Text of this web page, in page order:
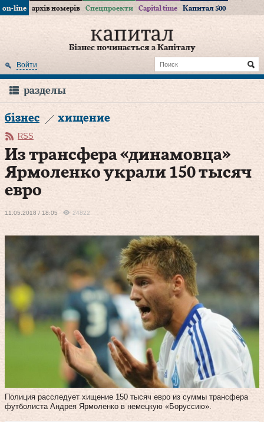
on-line архів номерів Спецпроекти Capital time Капитал 500
Бізнес починається з Капіталу
Войти
разделы
бізнес хищение
RSS
Из трансфера «динамовца»
Ярмоленко украли 150 тысяч
евро
11.05.2018 / 18:05 24822
Полиция расследует хищение 150 тысяч евро из суммы трансфера
футболиста Андрея Ярмоленко в немецкую «Боруссию».